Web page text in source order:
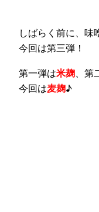
しばらく前に、味
今回は第三弾！
第一弾は米麹 、
今回は麦麹♪